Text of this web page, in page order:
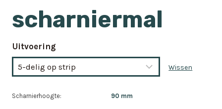
scharniermal
Uitvoering
Wissen
Scharnierhoogte: 90 mm